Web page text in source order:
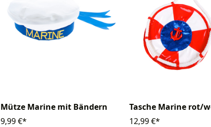
Mütze Marine mit Bändern
9,99 €*
Tasche Marine rot/
12,99 €*